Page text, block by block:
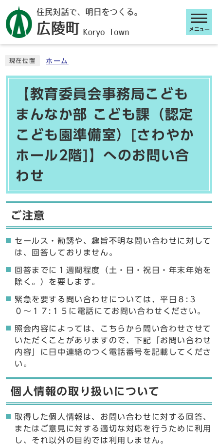
メニュー
現在位置 ホーム
【教育委員会事務局こども
まんなか部 こども課（認定
こども園準備室）[さわやか
ホール2階]】へのお問い合
わせ
ご注意
セールス・勧誘や、趣旨不明な問い合わせに対して
は、回答しておりません。
回答までに１週間程度（土・日・祝日・年末年始を
除く。）を要します。
緊急を要する問い合わせについては、平日８:３
０〜１７:１５に電話にてお問い合わせください。
照会内容によっては、こちらから問い合わせさせて
いただくことがありますので、下記「お問い合わせ
内容」に日中連絡のつく電話番号を記載してくださ
い。
個人情報の取り扱いについて
取得した個人情報は、お問い合わせに対する回答、
またはご意見に対する適切な対応を行うために利用
し、それ以外の目的では利用しません。